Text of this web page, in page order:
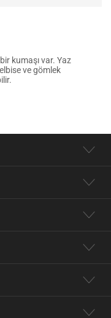
kumaşı var. Yaz
ve gömlek